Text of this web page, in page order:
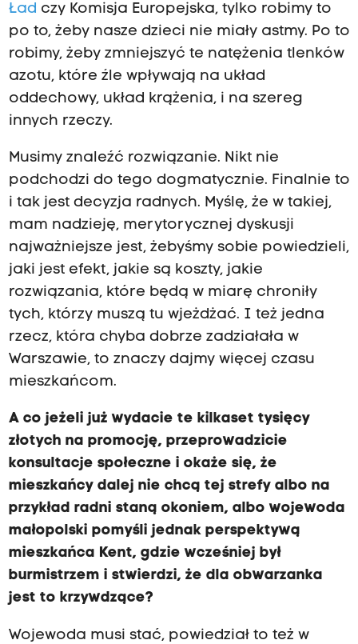
Ład czy Komisja Europejska, tylko robimy to
po to, żeby nasze dzieci nie miały astmy. Po to
robimy, żeby zmniejszyć te natężenia tlenków
azotu, które źle wpływają na układ
oddechowy, układ krążenia, i na szereg
innych rzeczy.
Musimy znaleźć rozwiązanie. Nikt nie
podchodzi do tego dogmatycznie. Finalnie to
i tak jest decyzja radnych. Myślę, że w takiej,
mam nadzieję, merytorycznej dyskusji
najważniejsze jest, żebyśmy sobie powiedzieli,
jaki jest efekt, jakie są koszty, jakie
rozwiązania, które będą w miarę chroniły
tych, którzy muszą tu wjeżdżać. I też jedna
rzecz, która chyba dobrze zadziałała w
Warszawie, to znaczy dajmy więcej czasu
mieszkańcom.
A co jeżeli już wydacie te kilkaset tysięcy
złotych na promocję, przeprowadzicie
konsultacje społeczne i okaże się, że
mieszkańcy dalej nie chcą tej strefy albo na
przykład radni staną okoniem, albo wojewoda
małopolski pomyśli jednak perspektywą
mieszkańca Kent, gdzie wcześniej był
burmistrzem i stwierdzi, że dla obwarzanka
jest to krzywdzące?
Wojewoda musi stać, powiedział to też w